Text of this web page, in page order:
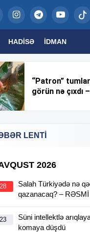
HADISƏ İDMAN
“Patron”
görün nə çıxdı
LENTİ
2026
Salah Türkiyədə nə
qazanacaq? – RƏSMİ
Süni intellektlə
komaya düşdü